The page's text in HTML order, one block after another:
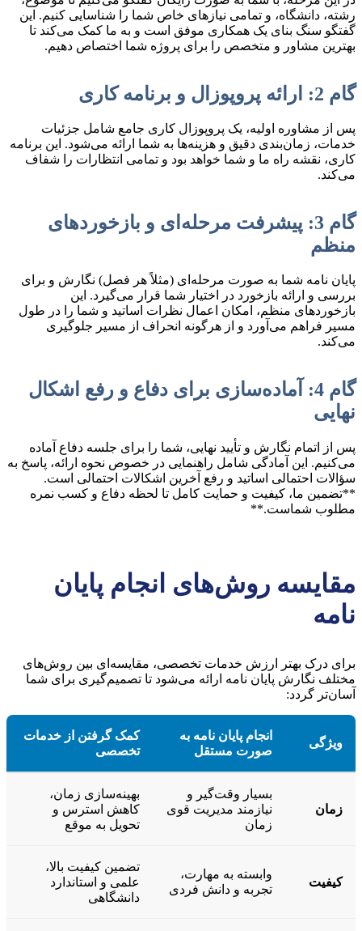
رشته، دانشگاه، و تمامی نیازهای خاص شما را شناسایی کنیم. این
گفتگو سنگ بنای یک همکاری موفق است و به ما کمک می‌کند تا
بهترین مشاور و متخصص را برای پروژه شما اختصاص دهیم.
گام 2: ارائه پروپوزال و برنامه کاری
پس از مشاوره اولیه، یک پروپوزال کاری جامع شامل جزئیات
خدمات، زمان‌بندی دقیق و هزینه‌ها به شما ارائه می‌شود. این برنامه
کاری، نقشه راه ما و شما خواهد بود و تمامی انتظارات را شفاف
می‌کند.
گام 3: پیشرفت مرحله‌ای و بازخوردهای
منظم
پایان نامه شما به صورت مرحله‌ای (مثلاً هر فصل) نگارش و برای
بررسی و ارائه بازخورد در اختیار شما قرار می‌گیرد. این
بازخوردهای منظم، امکان اعمال نظرات اساتید و شما را در طول
مسیر فراهم می‌آورد و از هرگونه انحراف از مسیر جلوگیری
می‌کند.
گام 4: آماده‌سازی برای دفاع و رفع اشکال
نهایی
پس از اتمام نگارش و تأیید نهایی، شما را برای جلسه دفاع آماده
می‌کنیم. این آمادگی شامل راهنمایی در خصوص نحوه ارائه، پاسخ به
سؤالات احتمالی اساتید و رفع آخرین اشکالات احتمالی است.
**تضمین ما، کیفیت و حمایت کامل تا لحظه دفاع و کسب نمره
مطلوب شماست.**
مقایسه روش‌های انجام پایان
نامه
برای درک بهتر ارزش خدمات تخصصی، مقایسه‌ای بین روش‌های
مختلف نگارش پایان نامه ارائه می‌شود تا تصمیم‌گیری برای شما
آسان‌تر گردد:
ویژگی
انجام پایان نامه به
صورت مستقل
کمک گرفتن از خدمات
تخصصی
زمان
بسیار وقت‌گیر و
نیازمند مدیریت قوی
زمان
بهینه‌سازی زمان،
کاهش استرس و
تحویل به موقع
کیفیت
وابسته به مهارت،
تجربه و دانش فردی
تضمین کیفیت بالا،
علمی و استاندارد
دانشگاهی